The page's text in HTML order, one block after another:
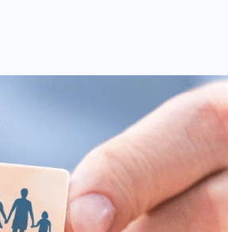
daržą nuo šliužų ir
nekenkiant augalams?
29 LIEPOS, 2026